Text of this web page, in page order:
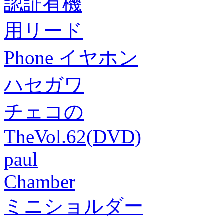
用リード
Phone イヤホン
ハセガワ
チェコの
TheVol.62(DVD)
paul
Chamber
ミニショルダー